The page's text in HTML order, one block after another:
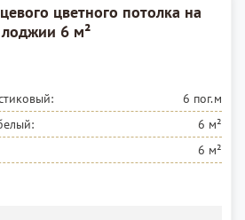
цветного потолка на
лоджии 6 м²
6 пог.м
6 м²
6 м²